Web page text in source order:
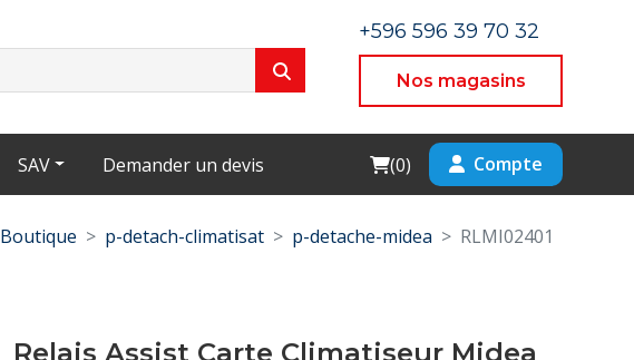
+596 596 39 70 32
Nos magasins
SAV Demander un devis Cart
(0) Compte
Boutique p-detach-climatisat p-detache-midea RLMI02401
Relais Assist Carte Climatiseur Midea